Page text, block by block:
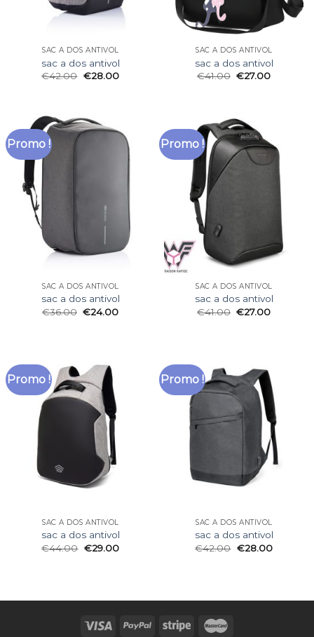
SAC A DOS ANTIVOL
sac a dos antivol
€42.00 €28.00
SAC A DOS ANTIVOL
sac a dos antivol
€41.00 €27.00
Promo !
SAC A DOS ANTIVOL
sac a dos antivol
€36.00 €24.00
Promo !
SAC A DOS ANTIVOL
sac a dos antivol
€41.00 €27.00
Promo !
SAC A DOS ANTIVOL
sac a dos antivol
€44.00 €29.00
Promo !
SAC A DOS ANTIVOL
sac a dos antivol
€42.00 €28.00